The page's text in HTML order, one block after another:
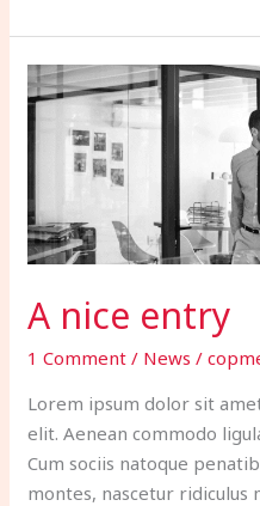
A nice entry
1 Comment / News /
Lorem ipsum dolor sit
elit. Aenean commodo
Cum sociis natoque
montes, nascetur ridiculus
A
nice
entry